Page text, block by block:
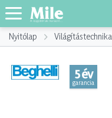
Nyitólap Világítástechnika
5 év
garancia